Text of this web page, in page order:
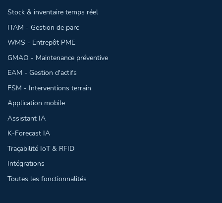
Stock & inventaire temps réel
ITAM - Gestion de parc
WMS - Entrepôt PME
GMAO - Maintenance préventive
EAM - Gestion d'actifs
FSM - Interventions terrain
Application mobile
Assistant IA
K-Forecast IA
Traçabilité IoT & RFID
Intégrations
Toutes les fonctionnalités